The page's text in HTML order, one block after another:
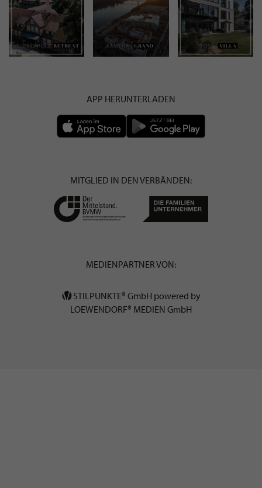
APP HERUNTERLADEN
MITGLIED IN DEN VERBÄNDEN:
MEDIENPARTNER VON:
STILPUNKTE® GmbH powered by
LOEWENDORF® MEDIEN GmbH